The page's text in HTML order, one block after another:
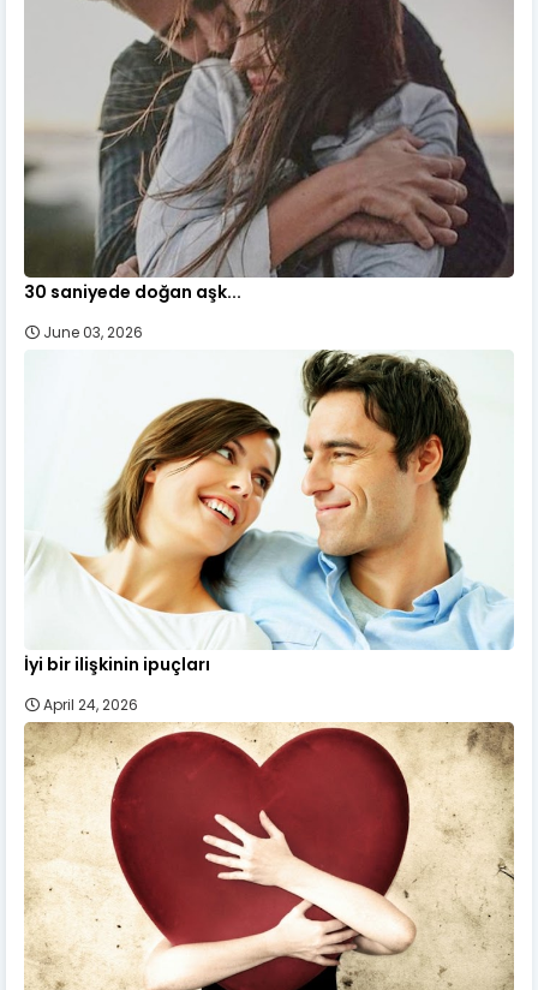
30 saniyede doğan aşk...
June 03, 2026
İyi bir ilişkinin ipuçları
April 24, 2026